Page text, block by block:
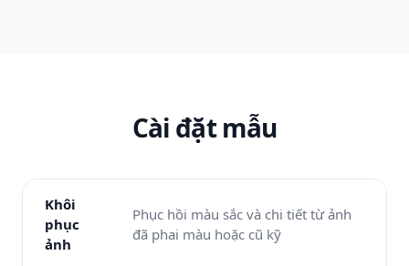
Cài đặt mẫu
Khôi
phục
ảnh
Phục hồi màu sắc và chi tiết từ ảnh
đã phai màu hoặc cũ kỹ